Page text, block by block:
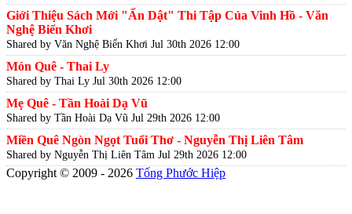
Giới Thiệu Sách Mới "Ẩn Dật" Thi Tập Của Vinh Hồ - Văn
Nghệ Biển Khơi
Shared by Văn Nghệ Biển Khơi Jul 30th 2026 12:00
Món Quê - Thai Ly
Shared by Thai Ly Jul 30th 2026 12:00
Mẹ Quê - Tần Hoài Dạ Vũ
Shared by Tần Hoài Dạ Vũ Jul 29th 2026 12:00
Miền Quê Ngòn Ngọt Tuổi Thơ - Nguyễn Thị Liên Tâm
Shared by Nguyễn Thị Liên Tâm Jul 29th 2026 12:00
Copyright © 2009 - 2026 Tống Phước Hiệp